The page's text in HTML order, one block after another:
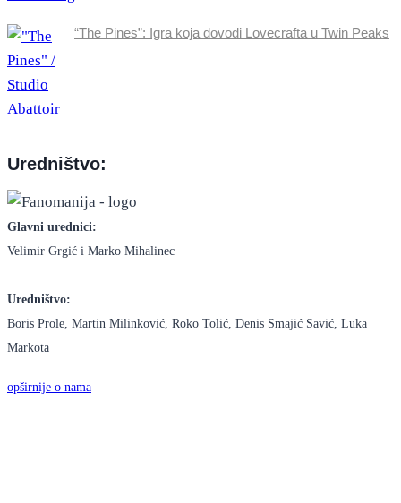
“The Pines”: Igra koja dovodi Lovecrafta u Twin Peaks
Uredništvo:
Glavni urednici:
Velimir Grgić i Marko Mihalinec
Uredništvo:
Boris Prole, Martin Milinković, Roko Tolić, Denis Smajić Savić, Luka
Markota
opširnije o nama